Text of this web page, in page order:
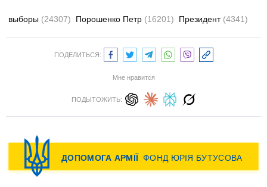
выборы (24307) Порошенко Петр (16201) Президент (4341)
ПОДЕЛИТЬСЯ:
Мне нравится
ПОДЫТОЖИТЬ: